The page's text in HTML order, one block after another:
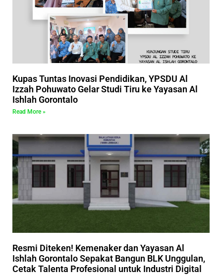
Kupas Tuntas Inovasi Pendidikan, YPSDU Al
Izzah Pohuwato Gelar Studi Tiru ke Yayasan Al
Ishlah Gorontalo
Read More »
Resmi Diteken! Kemenaker dan Yayasan Al
Ishlah Gorontalo Sepakat Bangun BLK Unggulan,
Cetak Talenta Profesional untuk Industri Digital